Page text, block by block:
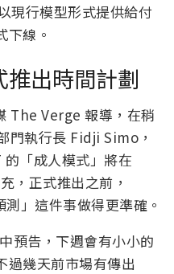
現行模型形式提供給付
下線。
出時間計劃
The Verge 報導，在稍
門執行長 Fidji Simo，
「成人模式」將在
，正式推出之前，
」這件事做得更準確。
預告，下週會有小小的
過幾天前市場有傳出